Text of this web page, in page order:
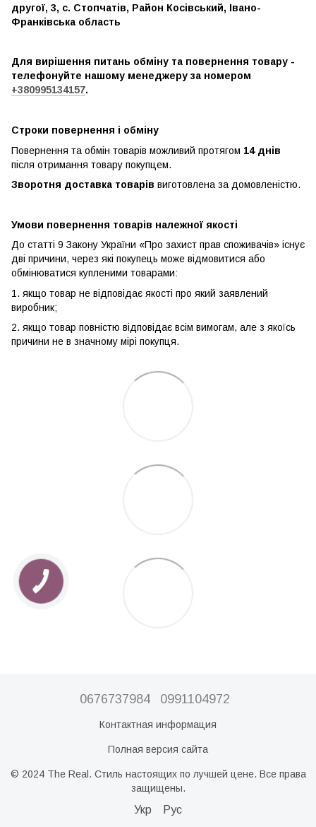
другої, 3, с. Стопчатів, Район Косівський, Івано-
Франківська область
Для вирішення питань обміну та повернення товару -
телефонуйте нашому менеджеру за номером
+380995134157.
Строки повернення і обміну
Повернення та обмін товарів можливий протягом 14 днів
після отримання товару покупцем.
Зворотня доставка товарів виготовлена ​​за домовленістю.
Умови повернення товарів належної якості
До статті 9 Закону України «Про захист прав споживачів» існує
дві причини, через які покупець може відмовитися або
обмінюватися купленими товарами:
1. якщо товар не відповідає якості про який заявлений
виробник;
2. якщо товар повністю відповідає всім вимогам, але з якоїсь
причини не в значному мірі покупця.
0676737984 0991104972
Контактная информация
Полная версия сайта
© 2024 The Real. Стиль настоящих по лучшей цене. Все права
защищены.
Укр Рус